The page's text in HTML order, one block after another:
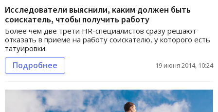
Исследователи выяснили, каким должен быть
соискатель, чтобы получить работу
Более чем две трети HR-специалистов сразу решают
отказать в приеме на работу соискателю, у которого есть
татуировки.
Подробнее 19 июня 2014, 10:24